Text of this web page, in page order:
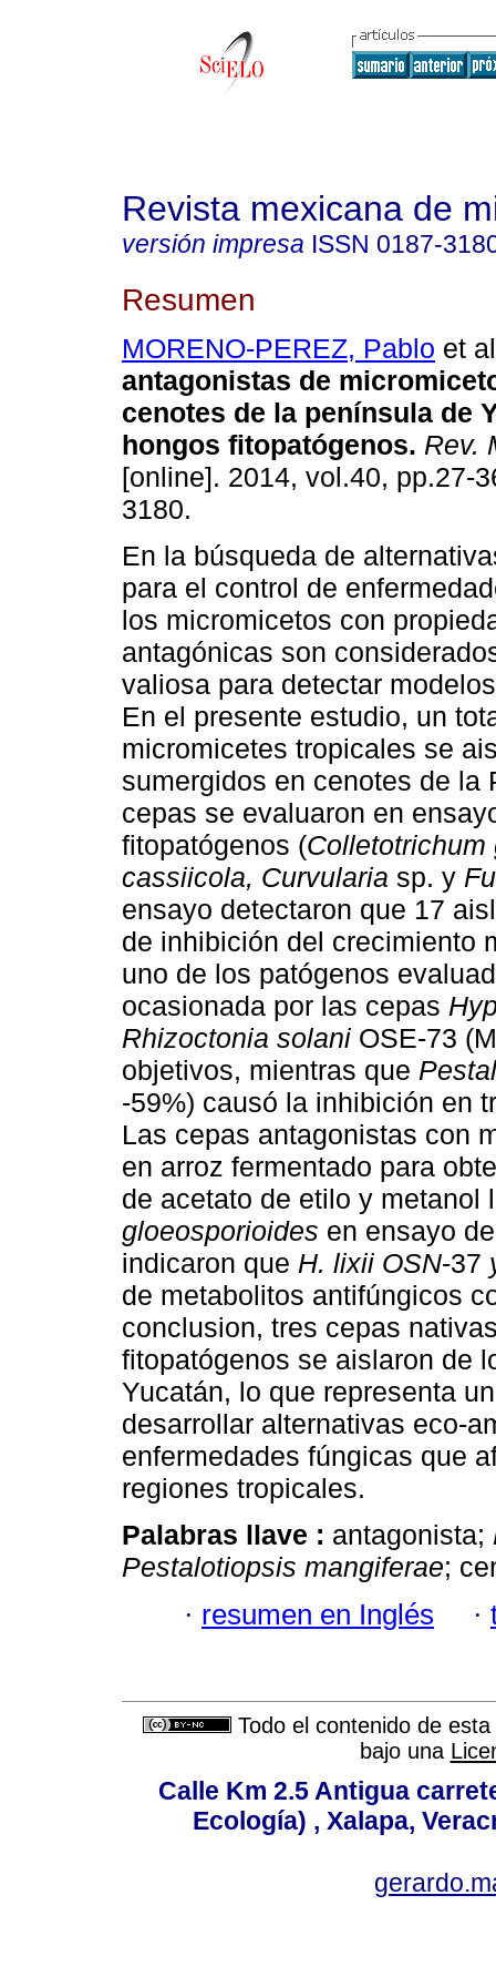
Revista mexicana de
versión impresa ISSN 0187-
Resumen
MORENO-PEREZ, Pablo et
antagonistas de
cenotes de la península de
hongos fitopatógenos. Rev.
[online]. 2014, vol.40, pp.27-
3180.
En la búsqueda de
para el control de
los micromicetos con
antagónicas son
valiosa para detectar
En el presente estudio, un
micromicetes tropicales se
sumergidos en cenotes de la
cepas se evaluaron en
fitopatógenos (
cassiicola, Curvularia sp. y
ensayo detectaron que 17
de inhibición del crecimiento
uno de los patógenos
ocasionada por las cepas
Rhizoctonia solani OSE-73
objetivos, mientras que
-59%) causó la inhibición en
Las cepas antagonistas con
en arroz fermentado para
de acetato de etilo y metanol
gloeosporioides en ensayo
indicaron que H. lixii OSN-37
de metabolitos antifúngicos
conclusion, tres cepas
fitopatógenos se aislaron de
Yucatán, lo que representa
desarrollar alternativas eco-
enfermedades fúngicas que
regiones tropicales.
Palabras llave : antagonista;
Pestalotiopsis mangiferae;
· resumen en Inglés ·
Todo el contenido de
bajo una
Calle Km 2.5 Antigua
Ecología) , Xalapa,